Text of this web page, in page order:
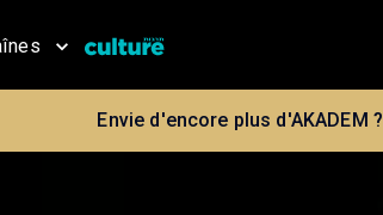
Envie d'encore plus d'AKADEM ?